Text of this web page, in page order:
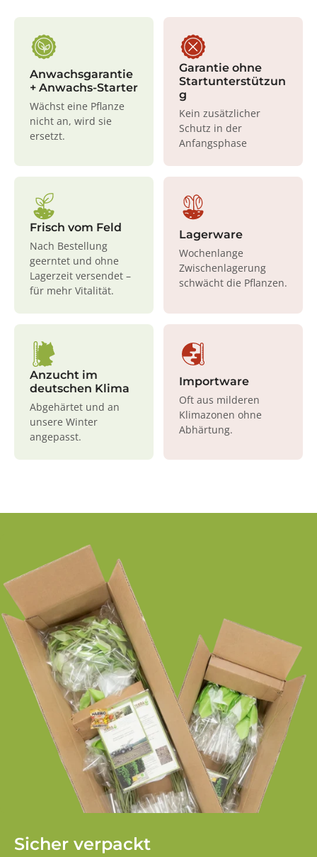
Anwachsgarantie
+ Anwachs-Starter
Wächst eine Pflanze
nicht an, wird sie
ersetzt.
Garantie ohne
Startunterstützun
g
Kein zusätzlicher
Schutz in der
Anfangsphase
Frisch vom Feld
Nach Bestellung
geerntet und ohne
Lagerzeit versendet –
für mehr Vitalität.
Lagerware
Wochenlange
Zwischenlagerung
schwächt die Pflanzen.
Anzucht im
deutschen Klima
Abgehärtet und an
unsere Winter
angepasst.
Importware
Oft aus milderen
Klimazonen ohne
Abhärtung.
Sicher verpackt